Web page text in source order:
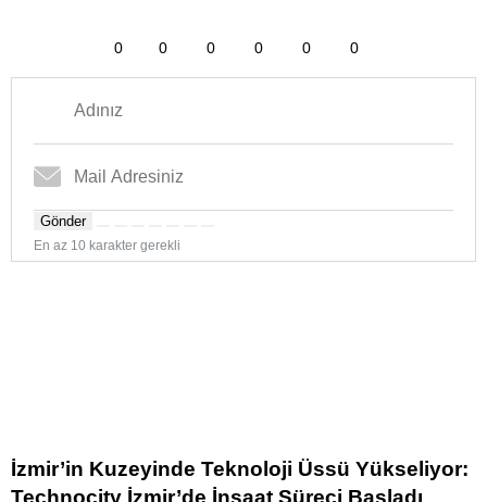
0 0 0 0 0 0
Gönder
En az 10 karakter gerekli
İzmir’in Kuzeyinde Teknoloji Üssü Yükseliyor:
Technocity İzmir’de İnşaat Süreci Başladı